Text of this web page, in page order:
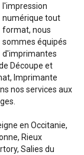
l'impression
numérique tout
format, nous
sommes équipés
d'imprimantes
Découpe et
Imprimante
nos services aux
en Occitanie,
Rieux
Salies du